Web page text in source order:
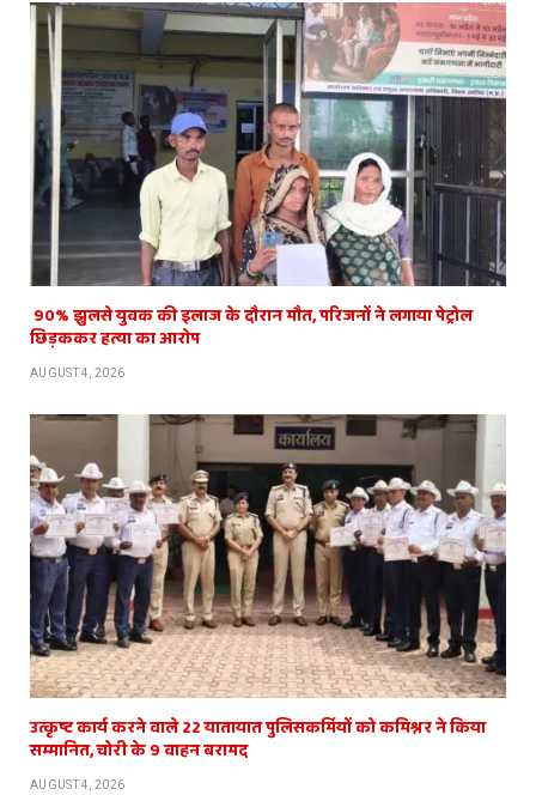
​ 90% झुलसे युवक की इलाज के दौरान मौत, परिजनों ने लगाया पेट्रोल
छिड़ककर हत्या का आरोप
AUGUST 4, 2026
उत्कृष्ट कार्य करने वाले 22 यातायात पुलिसकर्मियों को कमिश्नर ने किया
सम्मानित, चोरी के 9 वाहन बरामद
AUGUST 4, 2026